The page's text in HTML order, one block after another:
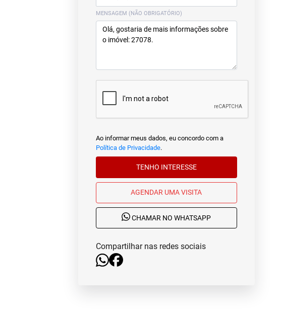
MENSAGEM (NÃO OBRIGATÓRIO)
Ao informar meus dados, eu concordo com a
Política de Privacidade.
TENHO INTERESSE
AGENDAR UMA VISITA
CHAMAR NO WHATSAPP
Compartilhar nas redes sociais